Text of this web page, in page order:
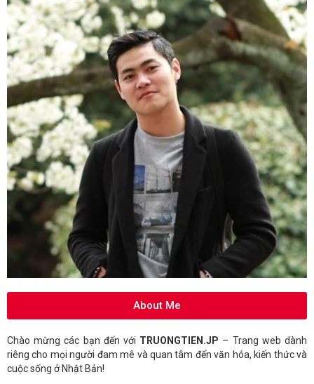
About Me
Chào mừng các bạn đến với TRUONGTIEN.JP – Trang web dành
riêng cho mọi người đam mê và quan tâm đến văn hóa, kiến thức và
cuộc sống ở Nhật Bản!